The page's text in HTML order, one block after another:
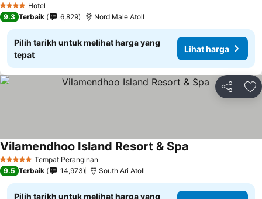
4 BintangHotel
9.3 Terbaik 6,829 Nord Male Atoll
Pilih tarikh untuk melihat harga yang
tepat
Lihat harga
Kongsi
5 Bintang Tempat Peranginan
Vilamendhoo Island Resort & Spa
9.5 Terbaik 14,973 South Ari Atoll
Pilih tarikh untuk melihat harga yang